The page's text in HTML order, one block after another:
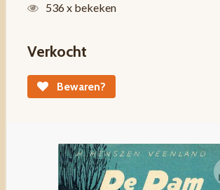
536 x bekeken
Verkocht
Bewaren?